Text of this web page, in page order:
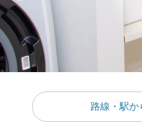
路線・駅か